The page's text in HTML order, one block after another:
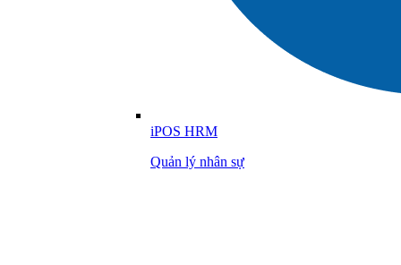
iPOS HRM
Quản lý nhân sự